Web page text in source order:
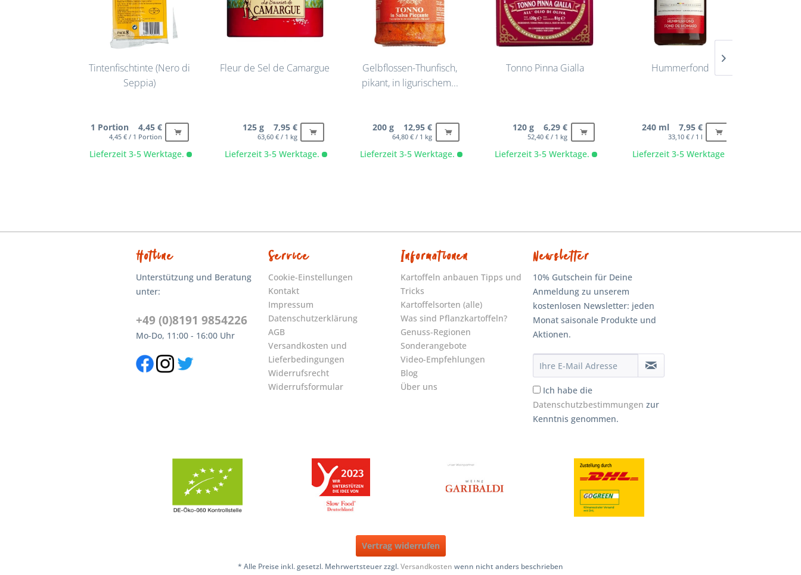
Tintenfischtinte (Nero di
Seppia)
Lieferzeit 3-5 Werktage.
1 Portion 4,45 €
4,45 € / 1 Portion
Fleur de Sel de Camargue
Lieferzeit 3-5 Werktage.
125 g 7,95 €
63,60 € / 1 kg
Gelbflossen-Thunfisch,
pikant, in ligurischem...
Lieferzeit 3-5 Werktage.
200 g 12,95 €
64,80 € / 1 kg
Tonno Pinna Gialla
Lieferzeit 3-5 Werktage.
120 g 6,29 €
52,40 € / 1 kg
Hummerfond
Lieferzeit 3-5 Werktage
240 ml 7,95 €
33,10 € / 1 l
Hotline
Unterstützung und Beratung
unter:
+49 (0)8191 9854226
Mo-Do, 11:00 - 16:00 Uhr
Service
Cookie-Einstellungen
Kontakt
Impressum
Datenschutzerklärung
AGB
Versandkosten und
Lieferbedingungen
Widerrufsrecht
Widerrufsformular
Informationen
Kartoffeln anbauen Tipps und
Tricks
Kartoffelsorten (alle)
Was sind Pflanzkartoffeln?
Genuss-Regionen
Sonderangebote
Video-Empfehlungen
Blog
Über uns
Newsletter
10% Gutschein für Deine
Anmeldung zu unserem
kostenlosen Newsletter: jeden
Monat saisonale Produkte und
Aktionen.
Ich habe die
Datenschutzbestimmungen zur
Kenntnis genommen.
Vertrag widerrufen
* Alle Preise inkl. gesetzl. Mehrwertsteuer zzgl.Versandkosten wenn nicht anders beschrieben